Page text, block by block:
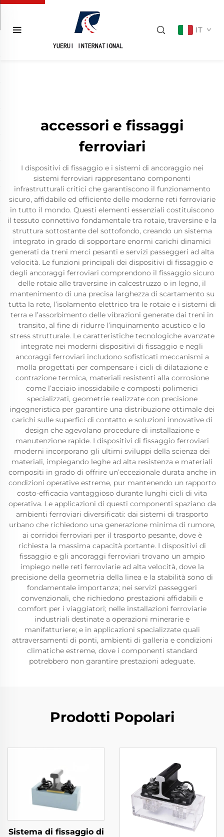
IT
accessori e fissaggi
ferroviari
I dispositivi di fissaggio e i sistemi di ancoraggio nei
sistemi ferroviari rappresentano componenti
infrastrutturali critici che garantiscono il funzionamento
sicuro, affidabile ed efficiente delle moderne reti ferroviarie
in tutto il mondo. Questi elementi essenziali costituiscono
il tessuto connettivo fondamentale tra rotaie, traversine e la
struttura sottostante del sottofondo, creando un sistema
integrato in grado di sopportare enormi carichi dinamici
generati da treni merci pesanti e servizi passeggeri ad alta
velocità. Le funzioni principali dei dispositivi di fissaggio e
degli ancoraggi ferroviari comprendono il fissaggio sicuro
delle rotaie alle traversine in calcestruzzo o in legno, il
mantenimento di una precisa larghezza di scartamento su
tutta la rete, l’isolamento elettrico tra le rotaie e i sistemi di
terra e l’assorbimento delle vibrazioni generate dai treni in
transito, al fine di ridurre l’inquinamento acustico e lo
stress strutturale. Le caratteristiche tecnologiche avanzate
integrate nei moderni dispositivi di fissaggio e negli
ancoraggi ferroviari includono sofisticati meccanismi a
molla progettati per compensare i cicli di dilatazione e
contrazione termica, materiali resistenti alla corrosione
come l’acciaio inossidabile e composti polimerici
specializzati, geometrie realizzate con precisione
ingegneristica per garantire una distribuzione ottimale dei
carichi sulle superfici di contatto e soluzioni innovative di
design che agevolano procedure di installazione e
manutenzione rapide. I dispositivi di fissaggio ferroviari
moderni incorporano gli ultimi sviluppi della scienza dei
materiali, impiegando leghe ad alta resistenza e materiali
compositi in grado di offrire un’eccezionale durata anche in
condizioni operative estreme, pur mantenendo un rapporto
costo-efficacia vantaggioso durante lunghi cicli di vita
operativa. Le applicazioni di questi componenti spaziano da
ambienti ferroviari diversificati: dai sistemi di trasporto
urbano che richiedono una generazione minima di rumore,
ai corridoi ferroviari per il trasporto pesante, dove è
richiesta la massima capacità portante. I dispositivi di
fissaggio e gli ancoraggi ferroviari trovano un ampio
impiego nelle reti ferroviarie ad alta velocità, dove la
precisione della geometria della linea e la stabilità sono di
fondamentale importanza; nei servizi passeggeri
convenzionali, che richiedono prestazioni affidabili e
comfort per i viaggiatori; nelle installazioni ferroviarie
industriali destinate a operazioni minerarie e
manifatturiere; e in applicazioni specializzate quali
attraversamenti di ponti, ambienti di galleria e condizioni
climatiche estreme, dove i componenti standard
potrebbero non garantire prestazioni adeguate.
Prodotti Popolari
Sistema di fissaggio di